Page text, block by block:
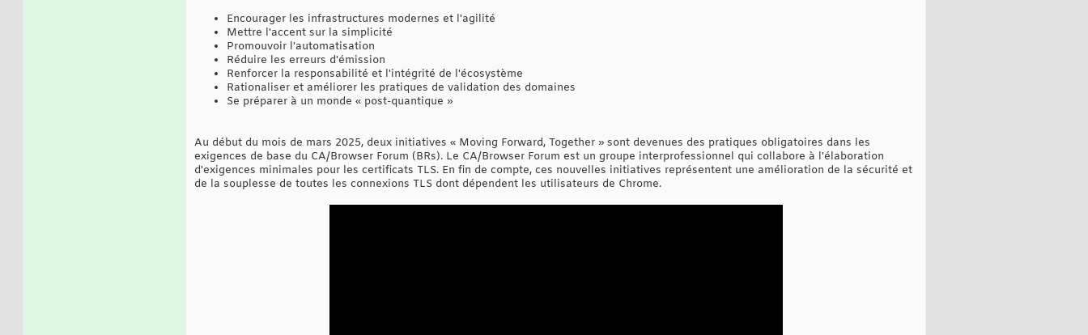
Encourager les infrastructures modernes et l'agilité
Mettre l'accent sur la simplicité
Promouvoir l'automatisation
Réduire les erreurs d'émission
Renforcer la responsabilité et l'intégrité de l'écosystème
Rationaliser et améliorer les pratiques de validation des domaines
Se préparer à un monde « post-quantique »
Au début du mois de mars 2025, deux initiatives « Moving Forward, Together » sont devenues des pratiques obligatoires dans les
exigences de base du CA/Browser Forum (BRs). Le CA/Browser Forum est un groupe interprofessionnel qui collabore à l'élaboration
d'exigences minimales pour les certificats TLS. En fin de compte, ces nouvelles initiatives représentent une amélioration de la sécurité et
de la souplesse de toutes les connexions TLS dont dépendent les utilisateurs de Chrome.